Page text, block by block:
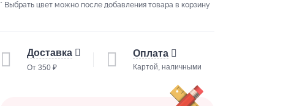
* Выбрать цвет можно после добавления товара в корзину
Доставка
От 350 ₽
Оплата
Картой, наличными